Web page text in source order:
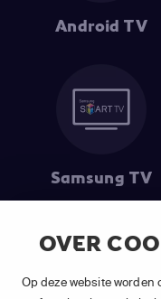
OVER
Op deze website
Android TV
Samsung TV
(1) De eerste 30 dagen